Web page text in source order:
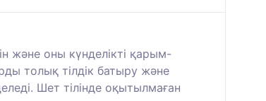
және оны күнделікті қарым-
толық тілдік батыру және
Шет тілінде оқытылмаған